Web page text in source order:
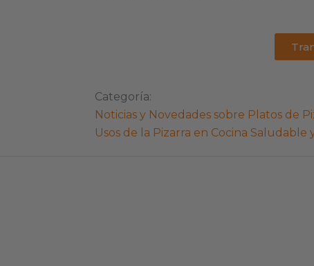
Categoría:
Noticias y Novedades sobre Platos de
Usos de la Pizarra en Cocina Saludable